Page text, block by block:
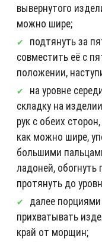
вывернутого
можно шире;
подтянуть за
совместить её с
положении,
на уровне
складку на
рук с обеих
как можно шире,
большими
ладоней,
протянуть до
далее
прихватывать
край от морщин;